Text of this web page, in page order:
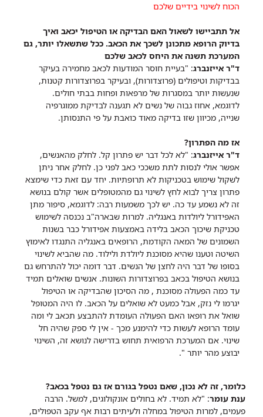
הכוח לשינוי בידיים שלכם
אל תתביישו לשאול האם הבדיקה או הטיפול יכאב ואיך
בדיוק הרופא מתכונן לשכך את הכאב. ככל שתשאלו יותר, גם
המערכת תשנה את היחס לכאב שלכם
ד"ר אייזנברג: "בעיית חוסר המודעות לכאב מחמירה בעיקר
בבדיקות וטיפולים (פרוצדורות), ובעיקר בפרוצדורות קטנות,
שנעשות יותר במסגרות של מרפאות ופחות בבתי חולים.
לדוגמא, אחוז גבוה של נשים לא תגענה לבדיקת ממוגרפיה
שנייה, מכיוון שזו בדיקה מאוד כואבת על פי התנסותן.
אז מה הפתרון?
ד"ר אייזנברג: "לא לכל דבר יש פתרון קל. לחלק מהאנשים,
אפשר אולי לנסות לתת משככי כאב לפני כן. לחלק אחר ניתן
לשקול שימוש בטכניקות לא תרופתיות. יחד עם זאת כדי שימצא
פתרון צריך לבוא לחץ לשינוי גם מהמטופלים אשר קולם בנושא
זה לא נשמע עד כה. יש לכך משמעות רבה: לדוגמא, סיפור מתן
האפידורל ליולדות באנגליה. למרות שבארה"ב נכנסה לשימוש
טכניקת שיכוך הכאב בלידה באמצעות אפידורל כבר בשנות
השמונים של המאה הקודמת, הרופאים באנגליה התנגדו לאימוץ
השיטה וטענו שהיא מסוכנת ליולדת ולילוד. מה שהביא לשינוי
בסופו של דבר היה לחצן של הנשים. דבר דומה יכול להתרחש גם
בנושא הטיפול בכאב בפרוצדורות השונות. אנשים שואלים תמיד
עד כמה הפעולה מסוכנת , מה הסיכון שהבדיקה או הטיפול
יגרמו לי נזק, אבל כמעט לא שואלים על הכאב. לו היה המטופל
שואל את רופאו האם הפעולה העומדת להתבצע תכאב לי ומה
עומד הרופא לעשות כדי להימנע מכך - אין לי ספק שהיה חל
שינוי. אם המערכת הרפואית תחוש בדרישה לנושא זה, השינוי
יבוצע מהר יותר ".
כלומר, זה לא נכון, שאם נטפל בגורם אז גם נטפל בכאב?
ענת עומר: "לא תמיד. לא בחולים אונקולוגים, למשל. הרבה
פעמים, למרות הטיפול במחלה ולעיתים רבות אף עקב הטפולים,